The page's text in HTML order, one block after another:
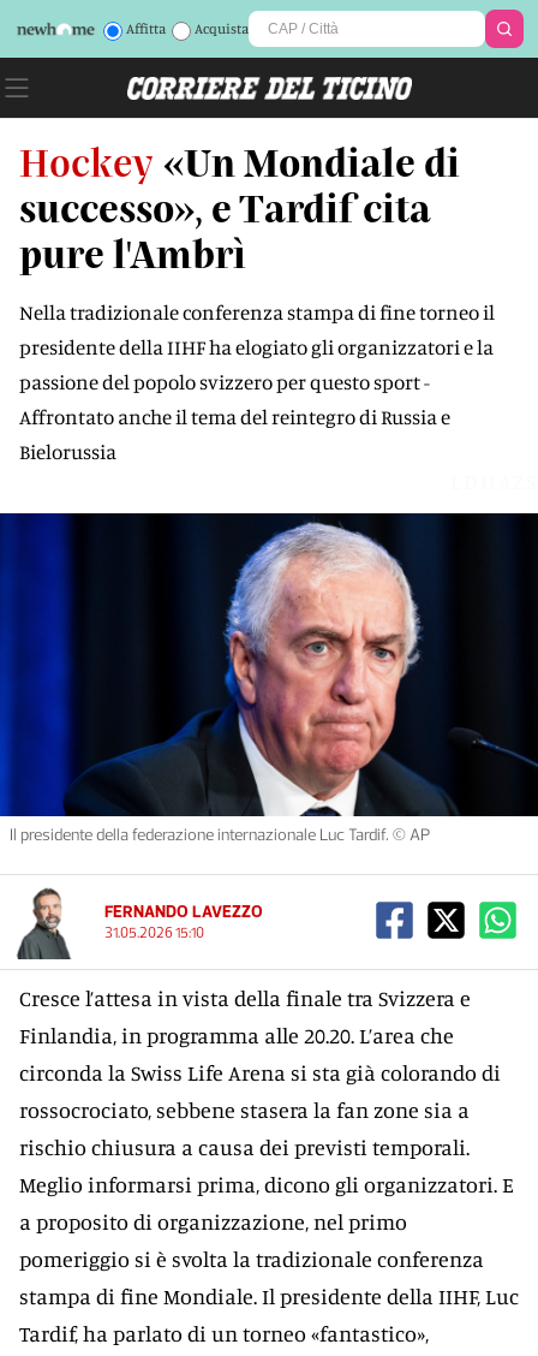
Affitta Acquista
Hockey «Un Mondiale di
successo», e Tardif cita
pure l'Ambrì
Nella tradizionale conferenza stampa di fine torneo il
presidente della IIHF ha elogiato gli organizzatori e la
passione del popolo svizzero per questo sport -
Affrontato anche il tema del reintegro di Russia e
Bielorussia
Il presidente della federazione internazionale Luc Tardif. © AP
FERNANDO LAVEZZO
31.05.2026 15:10
Cresce l’attesa in vista della finale tra Svizzera e
Finlandia, in programma alle 20.20. L’area che
circonda la Swiss Life Arena si sta già colorando di
rossocrociato, sebbene stasera la fan zone sia a
rischio chiusura a causa dei previsti temporali.
Meglio informarsi prima, dicono gli organizzatori. E
a proposito di organizzazione, nel primo
pomeriggio si è svolta la tradizionale conferenza
stampa di fine Mondiale. Il presidente della IIHF, Luc
Tardif, ha parlato di un torneo «fantastico»,